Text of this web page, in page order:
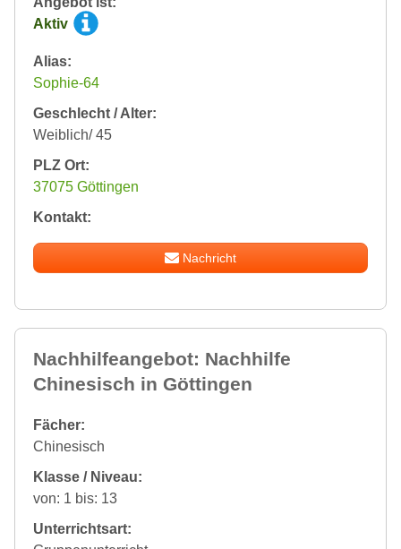
Aktiv
Alias:
Sophie-64
Geschlecht / Alter:
Weiblich/ 45
PLZ Ort:
37075 Göttingen
Kontakt:
Nachricht
Nachhilfeangebot: Nachhilfe
Chinesisch in Göttingen
Fächer:
Chinesisch
Klasse / Niveau:
von: 1 bis: 13
Unterrichtsart: